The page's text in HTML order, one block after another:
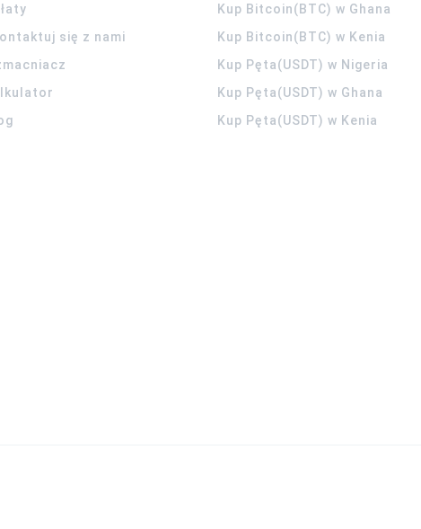
się z nami
Kup Bitcoin(BTC) w Ghana
Kup Bitcoin(BTC) w Kenia
Kup Pęta(USDT) w Nigeria
Kup Pęta(USDT) w Ghana
Kup Pęta(USDT) w Kenia